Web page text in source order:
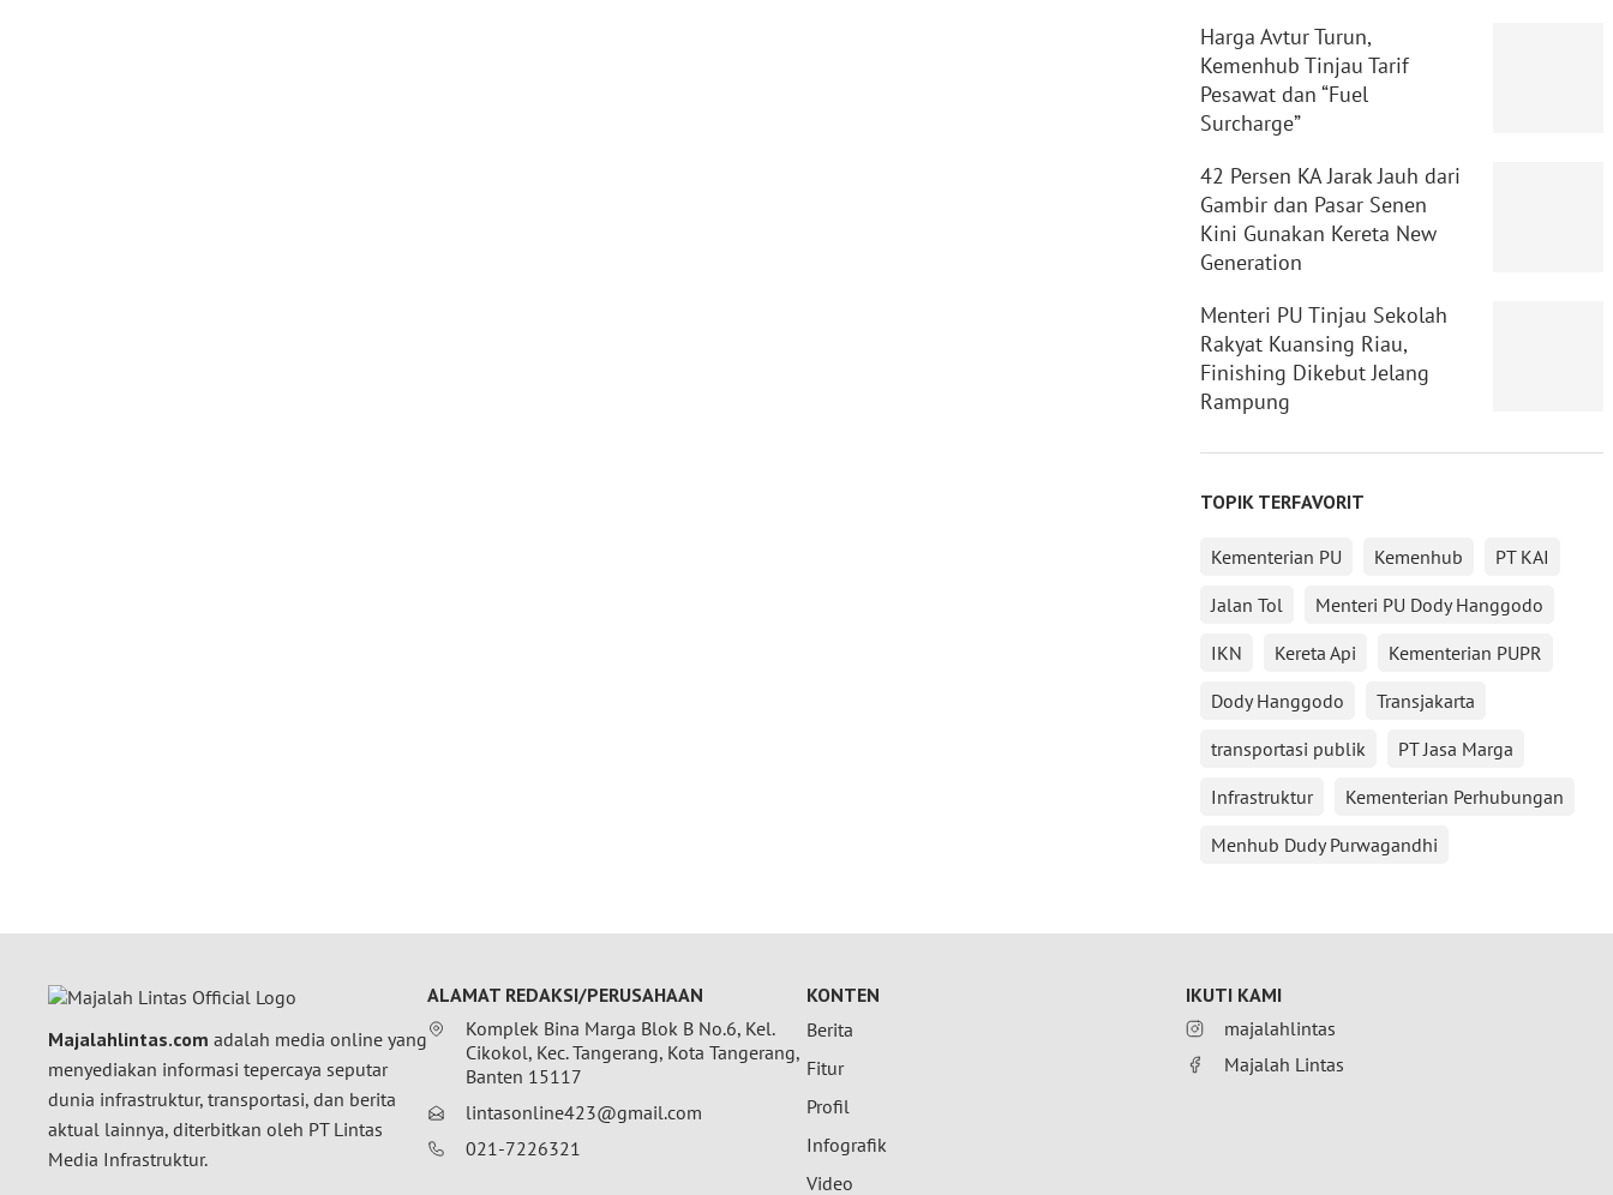
Harga Avtur Turun,
Kemenhub Tinjau Tarif
Pesawat dan “Fuel
Surcharge”
42 Persen KA Jarak Jauh dari
Gambir dan Pasar Senen
Kini Gunakan Kereta New
Generation
Menteri PU Tinjau Sekolah
Rakyat Kuansing Riau,
Finishing Dikebut Jelang
Rampung
TOPIK TERFAVORIT
Kementerian PU Kemenhub
PT KAI
Jalan Tol
Menteri PU Dody Hanggodo
IKN
Kereta Api
Kementerian PUPR
Dody Hanggodo
Transjakarta
transportasi publik
PT Jasa Marga
Infrastruktur
Kementerian Perhubungan
Menhub Dudy Purwagandhi
Majalahlintas.com adalah media online yang
menyediakan informasi tepercaya seputar
dunia infrastruktur, transportasi, dan berita
aktual lainnya, diterbitkan oleh PT Lintas
Media Infrastruktur.
ALAMAT REDAKSI/PERUSAHAAN
Komplek Bina Marga Blok B No.6, Kel.
Cikokol, Kec. Tangerang, Kota Tangerang,
Banten 15117
lintasonline423@gmail.com
021-7226321
KONTEN
Berita
Fitur
Profil
Infografik
Video
IKUTI KAMI
majalahlintas
Majalah Lintas